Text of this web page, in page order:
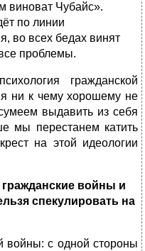
виноват Чубайс».
по линии
во всех бедах винят
проблемы.
гражданской
ни к чему хорошему не
выдавить из себя
мы перестанем катить
на этой идеологии
войны и
спекулировать на
войны: с одной стороны